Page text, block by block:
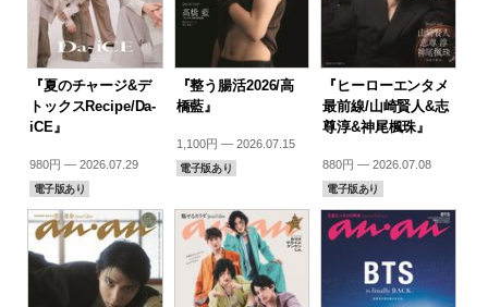
『夏のチャージ&デ
トックスRecipe/Da-
iCE』
980円 — 2026.07.29
電子版あり
『整う腸活2026/高
橋藍』
1,100円 — 2026.07.15
電子版あり
『ヒーローエンタメ
最前線/山崎賢人&志
尊淳&神尾楓珠』
880円 — 2026.07.08
電子版あり